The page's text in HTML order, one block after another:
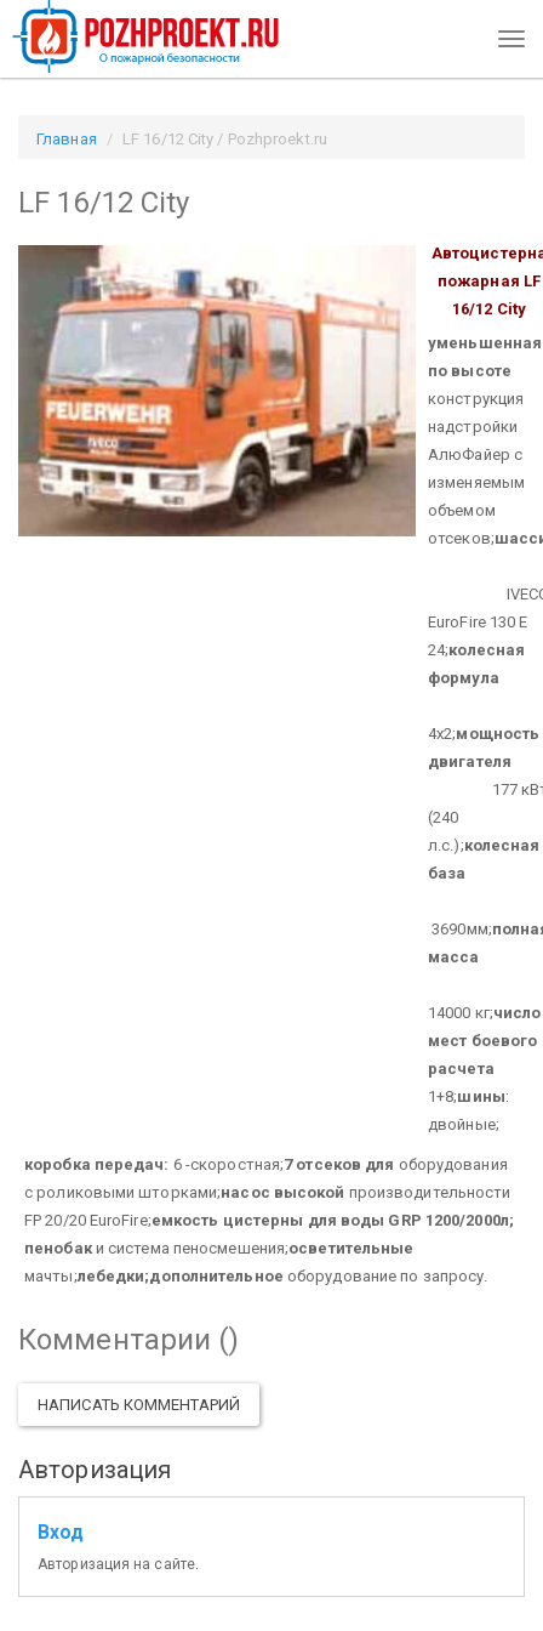
Главная LF 16/12 City / Pozhproekt.ru
LF 16/12 City
пожарная LF
16/12 City
уменьшенная
по высоте
конструкция
надстройки
АлюФайер с
изменяемым
объемом
отсеков;
EuroFire 130 E
24;колесная
формула
4х2;мощность
двигателя
177
(240
л.с.);колесная
база
3690мм;
масса
14000 кг;число
мест боевого
расчета
1+8;шины:
двойные;
коробка передач: 6 -скоростная;7 отсеков для оборудования
с роликовыми шторками;насос высокой производительности
FP 20/20 EuroFire;емкость цистерны для воды GRP 1200/2000л;
пенобаки система пеносмешения;осветительные
мачты;лебедки;дополнительное оборудование по запросу.
Комментарии ()
НАПИСАТЬ КОММЕНТАРИЙ
Авторизация
Вход
Авторизация на сайте.